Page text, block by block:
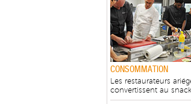
CONSOMMATION
Les restaurateurs
convertissent au